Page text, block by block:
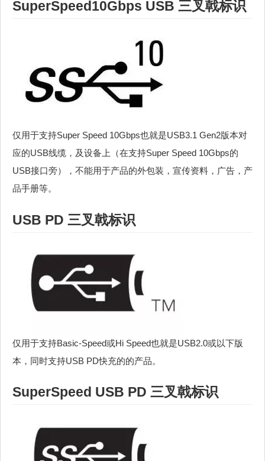
SuperSpeed10Gbps USB 三叉戟标识
仅用于支持Super Speed 10Gbps也就是USB3.1 Gen2版本对
应的USB线缆，及设备上（在支持Super Speed 10Gbps的
USB接口旁），不能用于产品的外包装，宣传资料，广告，产
品手册等。
USB PD 三叉戟标识
仅用于支持Basic-Speed或Hi Speed也就是USB2.0或以下版
本，同时支持USB PD快充的的产品。
SuperSpeed USB PD 三叉戟标识